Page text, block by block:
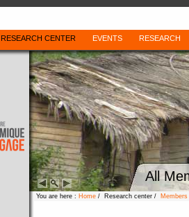
RESEARCH CENTER EVENTS RESEARCH
All
You are here : Home / Research center / Members